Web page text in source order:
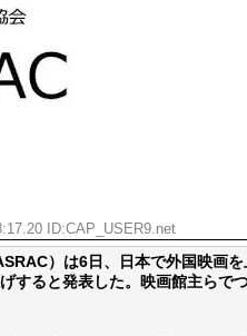
週間もしないう...
ｗｗｗ
【
本
ID:CAP_USER9.net
）は6日、日本で外国映画
すると発表した。映画館主らで